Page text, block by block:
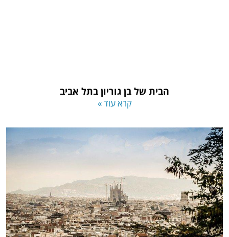
הבית של בן גוריון בתל אביב
קרא עוד »